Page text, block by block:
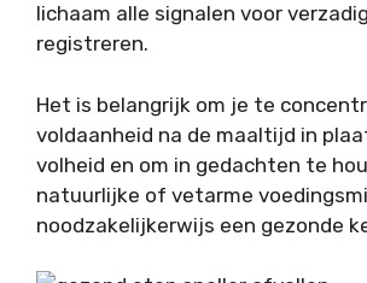
lichaam alle signalen voor
registreren.
Het is belangrijk om je te
voldaanheid na de maaltijd in
volheid en om in gedachten te
natuurlijke of vetarme
noodzakelijkerwijs een gezonde